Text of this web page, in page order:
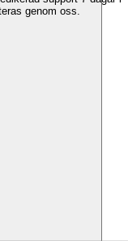
genom oss.